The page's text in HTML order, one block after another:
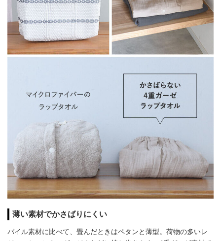
薄い素材でかさばりにくい
パイル素材に比べて、畳んだときはペタンと薄型。荷物の多いレ